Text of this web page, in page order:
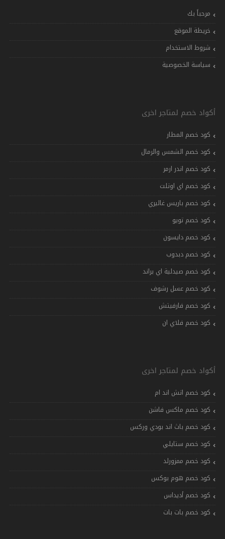
مرحباً بك
خريطة الموقع
شروط الاستخدام
سياسة الخصوصية
أكواد خصم لمتاجر اخرى
كود خصم المطار
كود خصم الشمس والرمال
كود خصم اندر ارمر
كود خصم اي اوتلت
كود خصم باريس غاليري
كود خصم تويو
كود خصم دايسون
كود خصم دبدوب
كود خصم صيدلية اي براند
كود خصم عسل رشوف
كود خصم فارفيتش
كود خصم فلاي ان
أكواد خصم لمتاجر اخرى
كود خصم اتش اند ام
كود خصم ماكس فاشن
كود خصم باث اند بودي وركس
كود خصم ستايلي
كود خصم ممزورلد
كود خصم هوم بوكس
كود خصم أديداس
كود خصم بات بات